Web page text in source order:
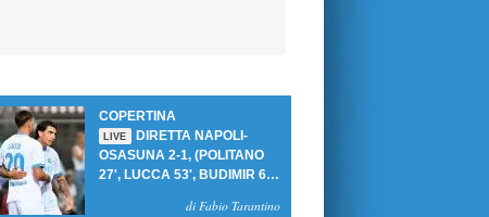
COPERTINA
LIVE
DIRETTA NAPOLI-
OSASUNA 2-1, (POLITANO
27', LUCCA 53', BUDIMIR 69'
PER PRIMA VITTORIA AL
di Fabio Tarantino